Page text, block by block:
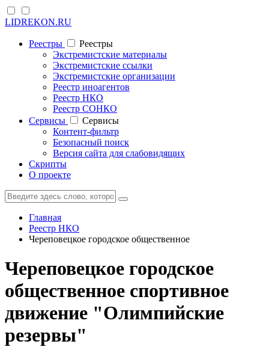
LIDREKON.RU
Реестры
Реестры
Экстремистские материалы
Экстремистские ссылки
Экстремистские организации
Реестр иноагентов
Реестр НКО
Реестр СОНКО
Cервисы
Cервисы
Контент-фильтр
Безопасный поиск
Версия сайта для слабовидящих
Скрипты
О проекте
Главная
Реестр НКО
Череповецкое городское общественное
Череповецкое городское
общественное спортивное
движение "Олимпийские
резервы"